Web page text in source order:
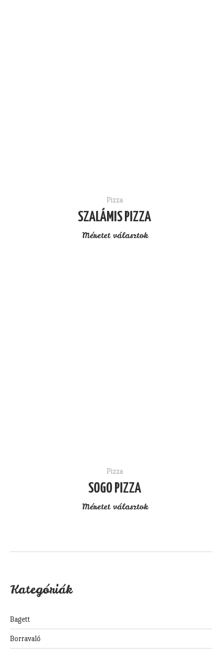
Pizza
SZALÁMIS PIZZA
Méretet választok
Pizza
SOGO PIZZA
Méretet választok
Kategóriák
Bagett
Borravaló